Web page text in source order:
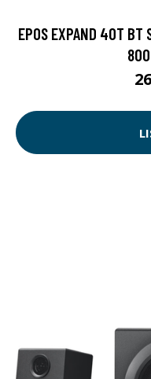
EPOS EXPAND 40T BT
800